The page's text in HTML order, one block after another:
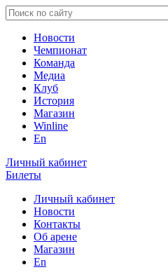
Новости
Чемпионат
Команда
Медиа
Клуб
История
Магазин
Winline
En
Личный кабинет
Билеты
Личный кабинет
Новости
Контакты
Об арене
Магазин
En